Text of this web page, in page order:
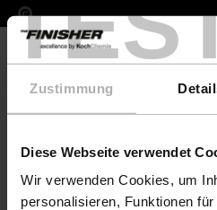
Zustimmung
Diese Webseite verwendet
Wir verwenden Cookies, um
personalisieren, Funktionen
COLOURLOCK Leather